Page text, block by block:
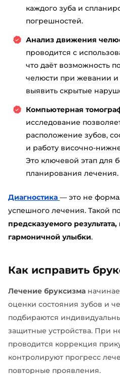
каждого зуба и
погрешностей.
Анализ движения
проводится с
что даёт возможность
челюсти при жевании и
выявить скрытые
Компьютерная
исследование
расположение зубов,
и работу височно-
Это ключевой этап для
планирования лечения.
Диагностика — это не
успешного лечения. Такой
предсказуемого
гармоничной улыбки.
Как исправить
Лечение бруксизма
оценки состояния зубов и
подбираются
защитные устройства. При
проводится коррекция
контролируют прогресс
повторные проявления.